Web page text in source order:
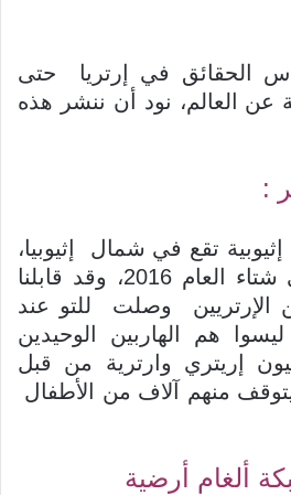
الحقائق في إرتريا حتى
عن العالم، نود أن ننشر هذه
:
تقع في شمال إثيوبيا،
من هنا بدأ بحثنا في شتاء العام 2016، وقد قابلنا
الإرتريين وصلت للتو عند
هم الهاربين الوحيدين
إريتري وارترية من قبل
منهم آلاف من الأطفال
ألغام أرضية